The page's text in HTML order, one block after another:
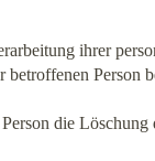
ihrer
betroffenen
die